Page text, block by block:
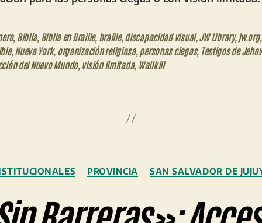
, Biblia, Biblia en Braille, braille, discapacidad visual, JW Library, jw.org,
, Nueva York, organización religiosa, personas ciegas, Testigos de
del Nuevo Mundo, visión limitada, Wallkill
Categorías
PROVINCIA SAN SALVADOR DE